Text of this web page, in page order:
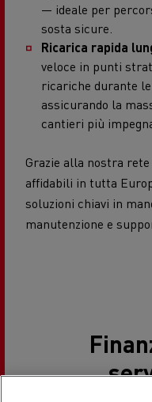
— ideale per
sosta sicure.
Ricarica rapida
veloce in punti
ricariche durante
assicurando la
cantieri più
Grazie alla nostra
affidabili in tutta
soluzioni chiavi in
manutenzione e